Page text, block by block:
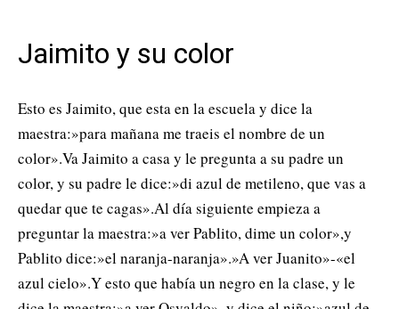
Jaimito y su color
Esto es Jaimito, que esta en la escuela y dice la
maestra:»para mañana me traeis el nombre de un
color».Va Jaimito a casa y le pregunta a su padre un
color, y su padre le dice:»di azul de metileno, que vas a
quedar que te cagas».Al día siguiente empieza a
preguntar la maestra:»a ver Pablito, dime un color»,y
Pablito dice:»el naranja-naranja».»A ver Juanito»-«el
azul cielo».Y esto que había un negro en la clase, y le